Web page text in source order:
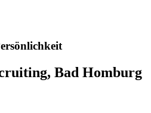
Bad Homburg